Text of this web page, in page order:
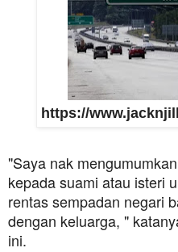
https://
"Saya nak
kepada suami atau isteri
rentas sempadan negari
dengan keluarga, "
ini.